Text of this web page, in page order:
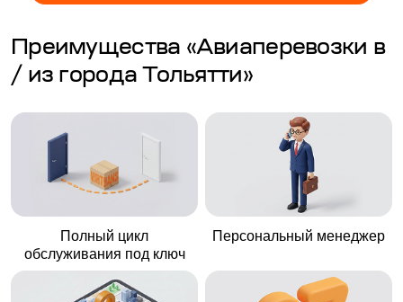
Преимущества «Авиаперевозки в
/ из города Тольятти»
Полный цикл
обслуживания под ключ
Персональный менеджер